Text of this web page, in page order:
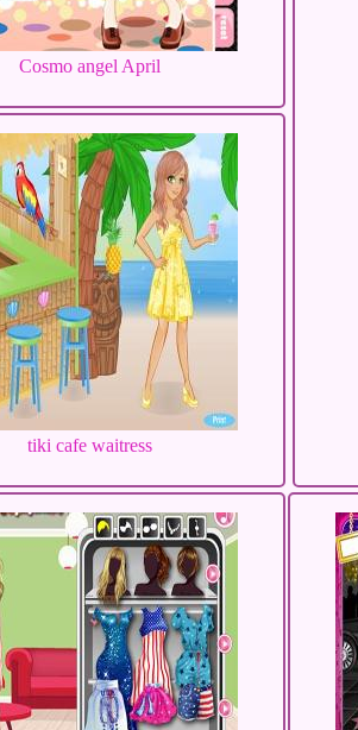
Cosmo angel April
tiki cafe waitress